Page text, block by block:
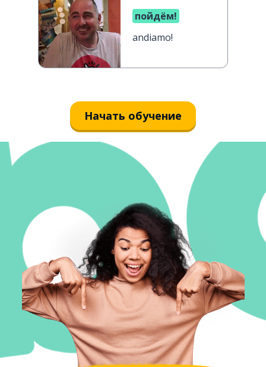
пойдём!
andiamo!
Начать обучение